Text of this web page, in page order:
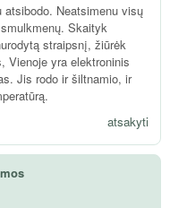
atsibodo. Neatsimenu visų
Skaityk
straipsnį, žiūrėk
Vienoje yra elektroninis
Jis rodo ir šiltnamio, ir
atsakyti